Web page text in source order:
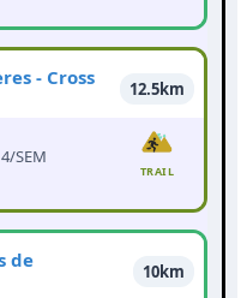
- Cross
12.5km
SEM
TRAIL
de
10km